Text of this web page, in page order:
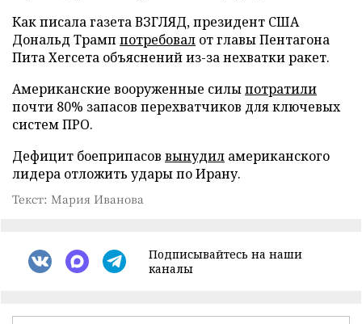
Как писала газета ВЗГЛЯД, президент США
Дональд Трамп потребовал от главы Пентагона
Пита Хегсета объяснений из-за нехватки ракет.
Американские вооруженные силыпотратили
почти 80% запасов перехватчиков для ключевых
систем ПРО.
Дефицит боеприпасов вынудил американского
лидера отложить удары по Ирану.
Текст: Мария Иванова
Подписывайтесь на наши
каналы